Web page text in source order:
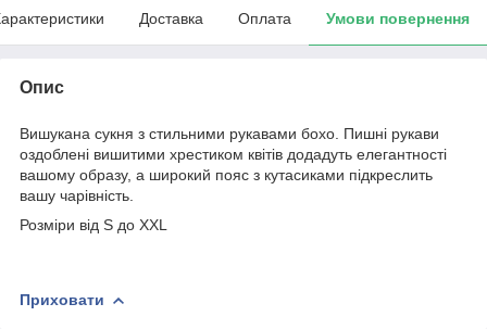
Доставка Оплата Умови повернення
Опис
Вишукана сукня з стильними рукавами бохо. Пишні рукави
оздоблені вишитими хрестиком квітів додадуть елегантності
вашому образу, а широкий пояс з кутасиками підкреслить
вашу чарівність.
Розміри від S до XXL
Приховати